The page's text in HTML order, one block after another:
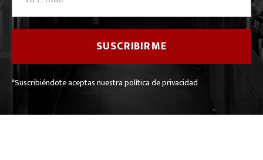
*Suscribiéndote aceptas nuestra política de privacidad